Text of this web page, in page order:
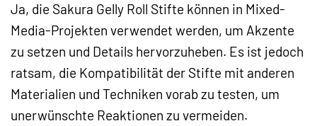
Ja, die Sakura Gelly Roll Stifte können in Mixed-
Media-Projekten verwendet werden, um Akzente
zu setzen und Details hervorzuheben. Es ist jedoch
ratsam, die Kompatibilität der Stifte mit anderen
Materialien und Techniken vorab zu testen, um
unerwünschte Reaktionen zu vermeiden.